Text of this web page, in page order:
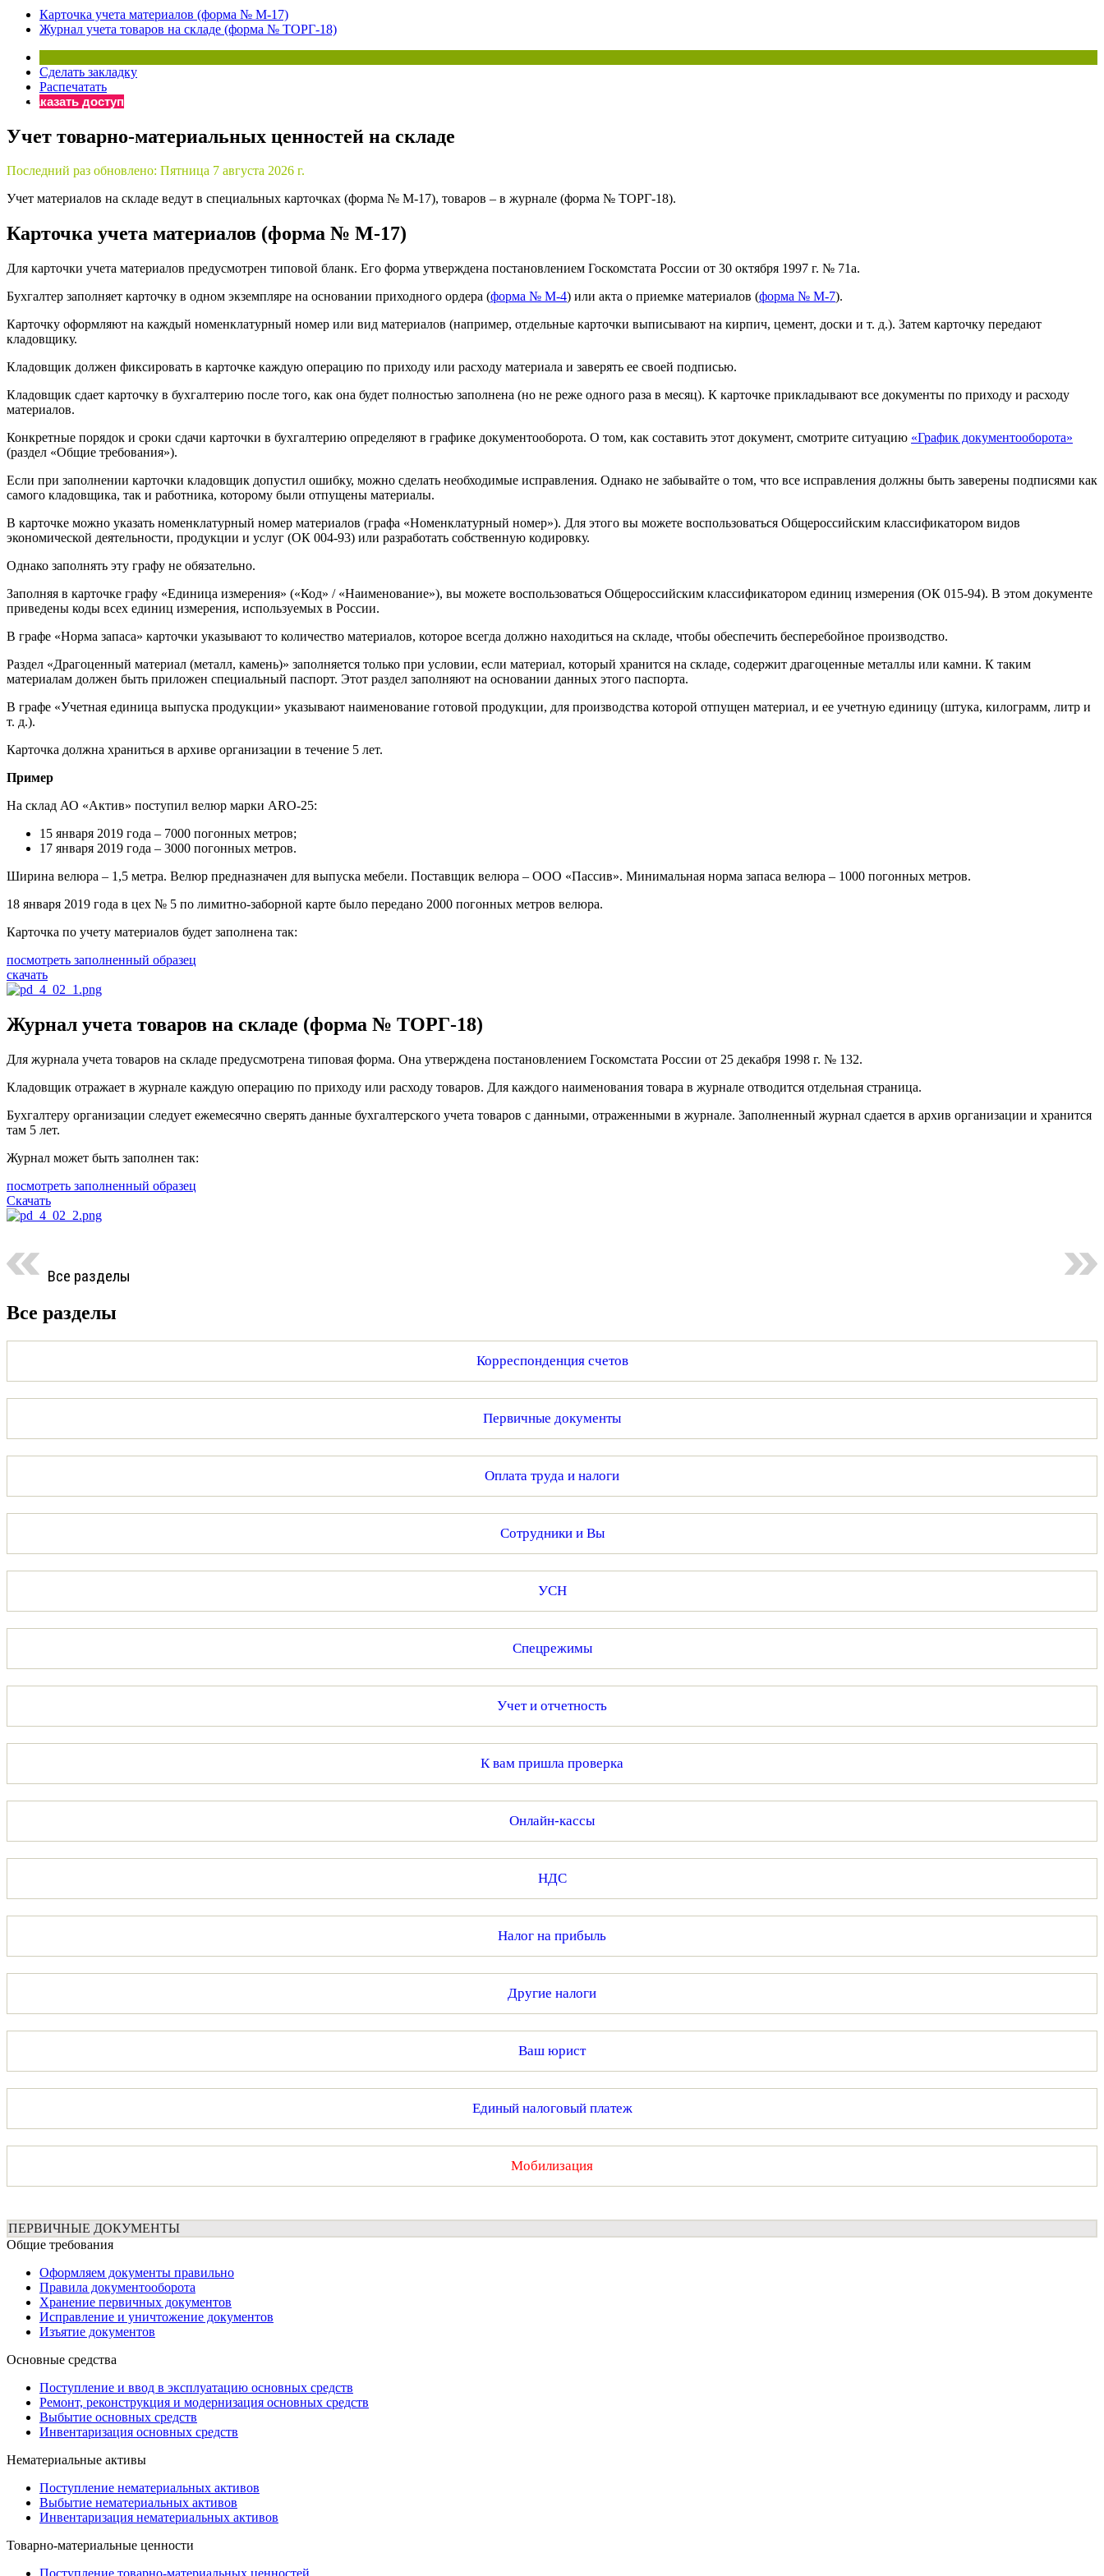
«Практическая энциклопедия бухгалтера»
Онлайн-сервисы «Учетная политика» и «Алгоритмы для бухгалтера»
Карточка учета материалов (форма № М-17)
Журнал учета товаров на складе (форма № ТОРГ-18)
Сделать закладку
Распечатать
Заказать доступ
Учет товарно-материальных ценностей на складе
Последний раз обновлено: Пятница 7 августа 2026 г.
Учет материалов на складе ведут в специальных карточках (форма № М-17), товаров – в журнале (форма № ТОРГ-18).
Карточка учета материалов (форма № М-17)
Для карточки учета материалов предусмотрен типовой бланк. Его форма утверждена постановлением Госкомстата России от 30 октября 1997 г. № 71а.
Бухгалтер заполняет карточку в одном экземпляре на основании приходного ордера (форма № М-4) или акта о приемке материалов (форма № М-7).
Карточку оформляют на каждый номенклатурный номер или вид материалов (например, отдельные карточки выписывают на кирпич, цемент, доски и т. д.). Затем карточку передают
кладовщику.
Кладовщик должен фиксировать в карточке каждую операцию по приходу или расходу материала и заверять ее своей подписью.
Кладовщик сдает карточку в бухгалтерию после того, как она будет полностью заполнена (но не реже одного раза в месяц). К карточке прикладывают все документы по приходу и расходу
материалов.
Конкретные порядок и сроки сдачи карточки в бухгалтерию определяют в графике документооборота. О том, как составить этот документ, смотрите ситуацию «График документооборота»
(раздел «Общие требования»).
Если при заполнении карточки кладовщик допустил ошибку, можно сделать необходимые исправления. Однако не забывайте о том, что все исправления должны быть заверены подписями как
самого кладовщика, так и работника, которому были отпущены материалы.
В карточке можно указать номенклатурный номер материалов (графа «Номенклатурный номер»). Для этого вы можете воспользоваться Общероссийским классификатором видов
экономической деятельности, продукции и услуг (ОК 004-93) или разработать собственную кодировку.
Однако заполнять эту графу не обязательно.
Заполняя в карточке графу «Единица измерения» («Код» / «Наименование»), вы можете воспользоваться Общероссийским классификатором единиц измерения (ОК 015-94). В этом документе
приведены коды всех единиц измерения, используемых в России.
В графе «Норма запаса» карточки указывают то количество материалов, которое всегда должно находиться на складе, чтобы обеспечить бесперебойное производство.
Раздел «Драгоценный материал (металл, камень)» заполняется только при условии, если материал, который хранится на складе, содержит драгоценные металлы или камни. К таким
материалам должен быть приложен специальный паспорт. Этот раздел заполняют на основании данных этого паспорта.
В графе «Учетная единица выпуска продукции» указывают наименование готовой продукции, для производства которой отпущен материал, и ее учетную единицу (штука, килограмм, литр и
т. д.).
Карточка должна храниться в архиве организации в течение 5 лет.
Пример
На склад АО «Актив» поступил велюр марки ARO-25:
15 января 2019 года – 7000 погонных метров;
17 января 2019 года – 3000 погонных метров.
Ширина велюра – 1,5 метра. Велюр предназначен для выпуска мебели. Поставщик велюра – ООО «Пассив». Минимальная норма запаса велюра – 1000 погонных метров.
18 января 2019 года в цех № 5 по лимитно-заборной карте было передано 2000 погонных метров велюра.
Карточка по учету материалов будет заполнена так:
посмотреть заполненный образец
скачать
Журнал учета товаров на складе (форма № ТОРГ-18)
Для журнала учета товаров на складе предусмотрена типовая форма. Она утверждена постановлением Госкомстата России от 25 декабря 1998 г. № 132.
Кладовщик отражает в журнале каждую операцию по приходу или расходу товаров. Для каждого наименования товара в журнале отводится отдельная страница.
Бухгалтеру организации следует ежемесячно сверять данные бухгалтерского учета товаров с данными, отраженными в журнале. Заполненный журнал сдается в архив организации и хранится
там 5 лет.
Журнал может быть заполнен так:
посмотреть заполненный образец
Скачать
Все разделы
Все разделы
Корреспонденция счетов
Первичные документы
Оплата труда и налоги
Сотрудники и Вы
УСН
Спецрежимы
Учет и отчетность
К вам пришла проверка
Онлайн-кассы
НДС
Налог на прибыль
Другие налоги
Ваш юрист
Единый налоговый платеж
Мобилизация
ПЕРВИЧНЫЕ ДОКУМЕНТЫ
Общие требования
Оформляем документы правильно
Правила документооборота
Хранение первичных документов
Исправление и уничтожение документов
Изъятие документов
Основные средства
Поступление и ввод в эксплуатацию основных средств
Ремонт, реконструкция и модернизация основных средств
Выбытие основных средств
Инвентаризация основных средств
Нематериальные активы
Поступление нематериальных активов
Выбытие нематериальных активов
Инвентаризация нематериальных активов
Товарно-материальные ценности
Поступление товарно-материальных ценностей